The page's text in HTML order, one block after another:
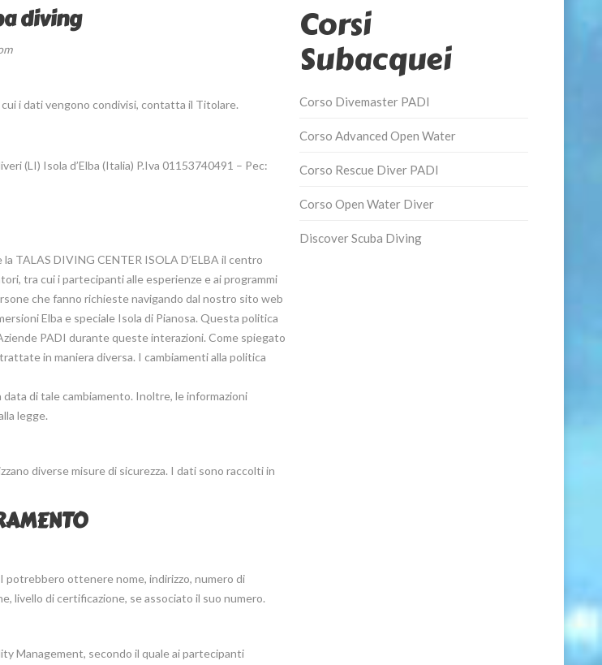
diving
i dati vengono condivisi, contatta il Titolare.
(LI) Isola d’Elba (Italia) P.Iva 01153740491 – Pec:
TALAS DIVING CENTER ISOLA D’ELBA il centro
tra cui i partecipanti alle esperienze e ai programmi
che fanno richieste navigando dal nostro sito web
Elba e speciale Isola di Pianosa. Questa politica
PADI durante queste interazioni. Come spiegato
in maniera diversa. I cambiamenti alla politica
di tale cambiamento. Inoltre, le informazioni
legge.
diverse misure di sicurezza. I dati sono raccolti in
potrebbero ottenere nome, indirizzo, numero di
livello di certificazione, se associato il suo numero.
Management, secondo il quale ai partecipanti
Corsi
Subacquei
Corso Divemaster PADI
Corso Advanced Open Water
Corso Rescue Diver PADI
Corso Open Water Diver
Discover Scuba Diving